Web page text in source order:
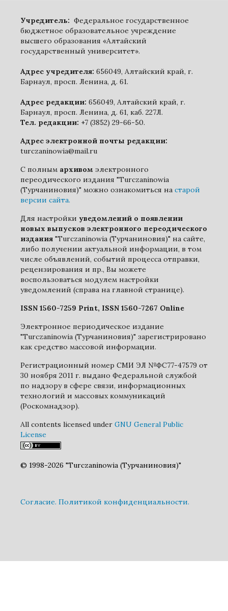
Учредитель: Федеральное государственное
бюджетное образовательное учреждение
высшего образования «Алтайский
государственный университет».
Адрес учредителя: 656049, Алтайский край, г.
Барнаул, просп. Ленина, д. 61.
Адрес редакции: 656049, Алтайский край, г.
Барнаул, просп. Ленина, д. 61, каб. 227Л.
Тел. редакции: +7 (3852) 29-66-50.
Адрес электронной почты редакции:
turczaninowia@mail.ru
С полным архивом электронного
переодического издания "Turczaninowia
(Турчаниновия)" можно ознакомиться на старой
версии сайта.
Для настройки уведомлений о появлении
новых выпусков электронного переодического
издания "Turczaninowia (Турчаниновия)" на сайте,
либо получении актуальной информации, в том
числе объявлений, событий процесса отправки,
рецензирования и пр., Вы можете
воспользоваться модулем настройки
уведомлений (справа на главной странице).
ISSN 1560-7259 Print, ISSN 1560-7267 Online
Электронное периодическое издание
"Turczaninowia (Турчаниновия)" зарегистрировано
как средство массовой информации.
Регистрационный номер СМИ ЭЛ №ФС77-47579 от
30 ноября 2011 г. выдано Федеральной службой
по надзору в сфере связи, информационных
технологий и массовых коммуникаций
(Роскомнадзор).
All contents licensed under GNU General Public
License
© 1998-2026 "Turczaninowia (Турчаниновия)"
Cогласие. Политикой конфиденциальности.